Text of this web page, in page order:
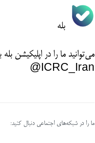
بله
می‌توانید ما را در اپلیکیشن
ICRC_Iran@
ما را در شبکه‌های اجتماعی دنبال کنید: